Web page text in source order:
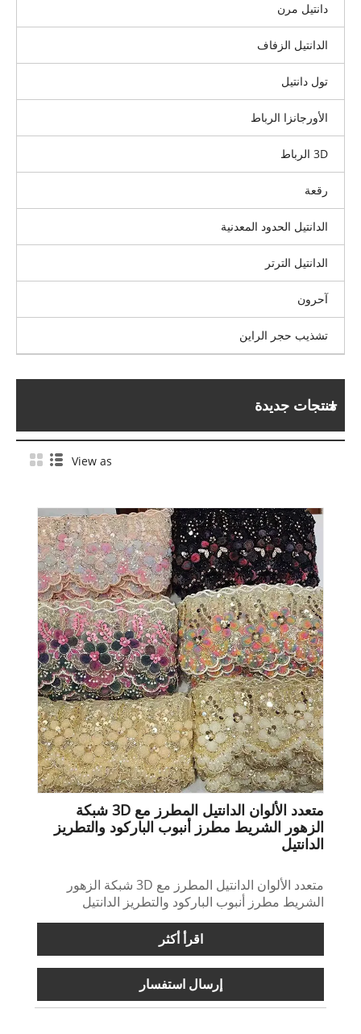
دانتيل مرن
الدانتيل الزفاف
تول دانتيل
الأورجانزا الرباط
3D الرباط
رقعة
الدانتيل الحدود المعدنية
الدانتيل الترتر
آحرون
تشذيب حجر الراين
منتجات جديدة
View as
متعدد الألوان الدانتيل المطرز مع 3D شبكة
الزهور الشريط مطرز أنبوب الباركود والتطريز
الدانتيل
متعدد الألوان الدانتيل المطرز مع 3D شبكة الزهور
الشريط مطرز أنبوب الباركود والتطريز الدانتيل
اقرأ أكثر
إرسال استفسار